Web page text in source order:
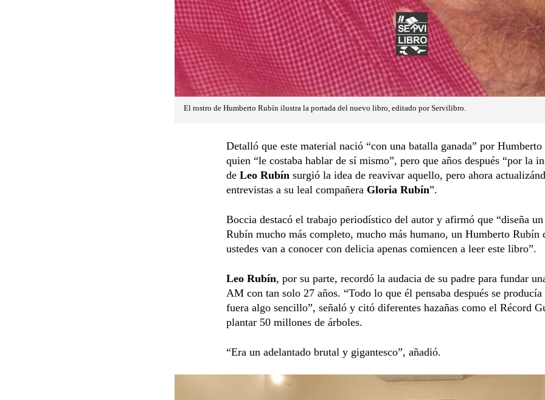
El rostro de Humberto Rubín ilustra la portada del nuevo libro, editado por Servilibro.
Detalló que este material nació “con una batalla ganada” por
quien “le costaba hablar de sí mismo”, pero que años después “por la
de Leo Rubín surgió la idea de reavivar aquello, pero ahora
entrevistas a su leal compañera Gloria Rubín”.
Boccia destacó el trabajo periodístico del autor y afirmó que “diseña
Rubín mucho más completo, mucho más humano, un Humberto Rubín
ustedes van a conocer con delicia apenas comiencen a leer este libro”.
Leo Rubín, por su parte, recordó la audacia de su padre para fundar
AM con tan solo 27 años. “Todo lo que él pensaba después se
fuera algo sencillo”, señaló y citó diferentes hazañas como el Récord
plantar 50 millones de árboles.
“Era un adelantado brutal y gigantesco”, añadió.